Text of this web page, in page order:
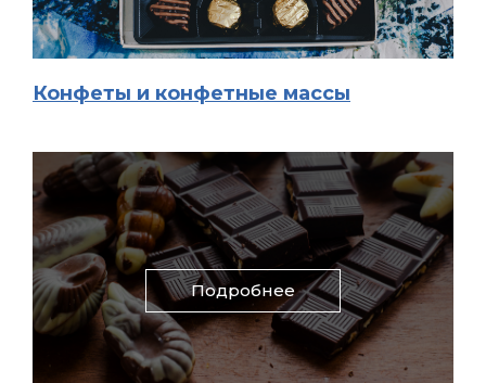
Конфеты и конфетные массы
Подробнее